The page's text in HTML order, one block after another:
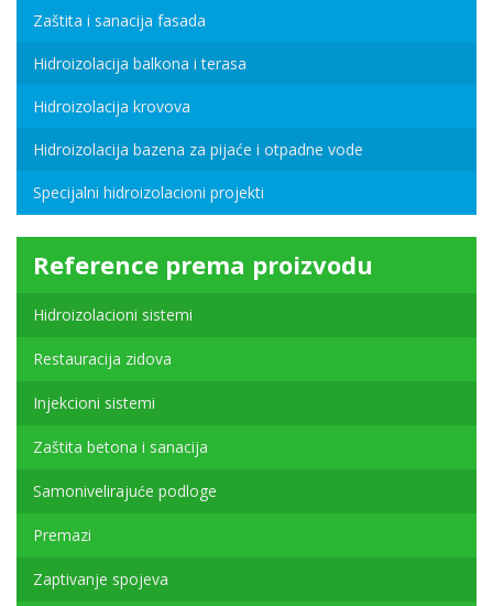
Zaštita i sanacija fasada
Hidroizolacija balkona i terasa
Hidroizolacija krovova
Hidroizolacija bazena za pijaće i otpadne vode
Specijalni hidroizolacioni projekti
Reference prema proizvodu
Hidroizolacioni sistemi
Restauracija zidova
Injekcioni sistemi
Zaštita betona i sanacija
Samonivelirajuće podloge
Premazi
Zaptivanje spojeva